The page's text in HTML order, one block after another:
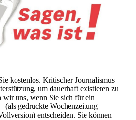
kostenlos. Kritischer Journalismus
um dauerhaft existieren zu
wir uns, wenn Sie sich für ein
(als gedruckte Wochenzeitung
entscheiden. Sie können